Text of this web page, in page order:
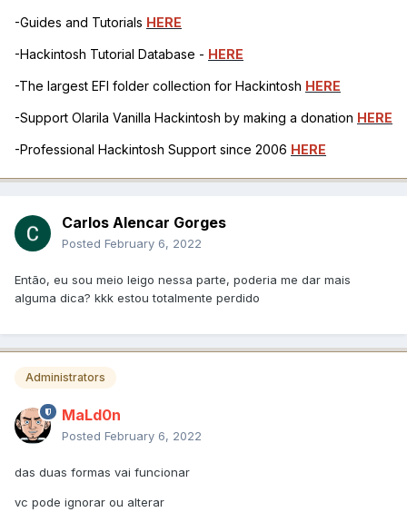
-Guides and Tutorials HERE
-Hackintosh Tutorial Database - HERE
-The largest EFI folder collection for Hackintosh HERE
-Support Olarila Vanilla Hackintosh by making a donation HERE
-Professional Hackintosh Support since 2006 HERE
Carlos Alencar Gorges
Posted February 6, 2022
Então, eu sou meio leigo nessa parte, poderia me dar mais
alguma dica? kkk estou totalmente perdido
Administrators
MaLd0n
Posted February 6, 2022
das duas formas vai funcionar
vc pode ignorar ou alterar